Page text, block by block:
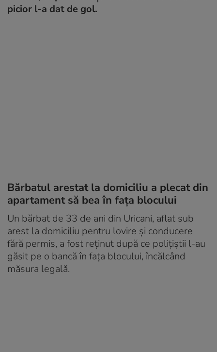
picior l-a dat de gol.
Bărbatul arestat la domiciliu a plecat din
apartament să bea în fața blocului
Un bărbat de 33 de ani din Uricani, aflat sub
arest la domiciliu pentru lovire și conducere
fără permis, a fost reținut după ce polițiștii l-au
găsit pe o bancă în fața blocului, încălcând
măsura legală.